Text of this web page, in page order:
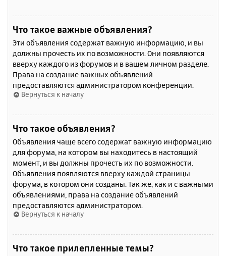
Что такое важные объявления?
Эти объявления содержат важную информацию, и вы
должны прочесть их по возможности. Они появляются
вверху каждого из форумов и в вашем личном разделе.
Права на создание важных объявлений
предоставляются администратором конференции.
Вернуться к началу
Что такое объявления?
Объявления чаще всего содержат важную информацию
для форума, на котором вы находитесь в настоящий
момент, и вы должны прочесть их по возможности.
Объявления появляются вверху каждой страницы
форума, в котором они созданы. Так же, как и с важными
объявлениями, права на создание объявлений
предоставляются администратором.
Вернуться к началу
Что такое прилепленные темы?